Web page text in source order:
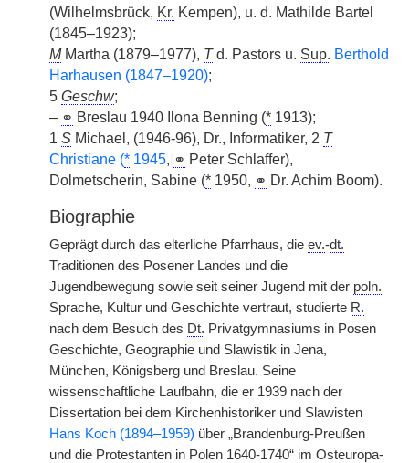
(Wilhelmsbrück, Kr. Kempen), u. d. Mathilde Bartel
(1845–1923);
MMartha (1879–1977), Td. Pastors u. Sup. Berthold
Harhausen (1847–1920);
5 Geschw;
– ⚭ Breslau 1940 Ilona Benning (* 1913);
1 S Michael, (1946-96), Dr., Informatiker, 2 T
Christiane (* 1945, ⚭ Peter Schlaffer),
Dolmetscherin, Sabine (* 1950, ⚭ Dr. Achim Boom).
Biographie
Geprägt durch das elterliche Pfarrhaus, die ev.-dt.
Traditionen des Posener Landes und die
Jugendbewegung sowie seit seiner Jugend mit der poln.
Sprache, Kultur und Geschichte vertraut, studierte R.
nach dem Besuch des Dt. Privatgymnasiums in Posen
Geschichte, Geographie und Slawistik in Jena,
München, Königsberg und Breslau. Seine
wissenschaftliche Laufbahn, die er 1939 nach der
Dissertation bei dem Kirchenhistoriker und Slawisten
Hans Koch (1894–1959) über „Brandenburg-Preußen
und die Protestanten in Polen 1640-1740“ im Osteuropa-